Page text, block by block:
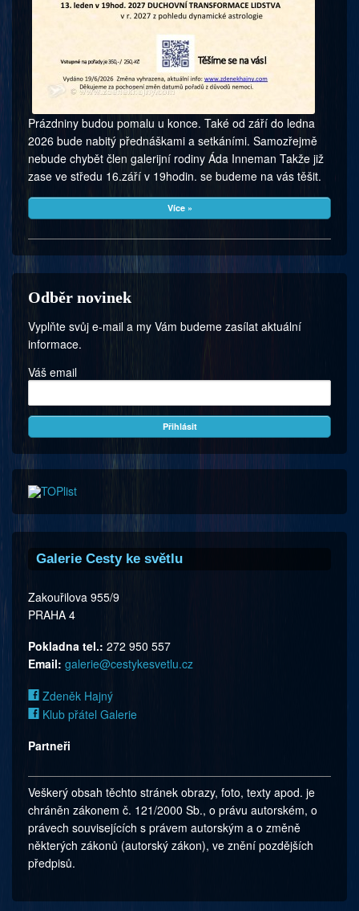
Prázdniny budou pomalu u konce. Také od září do ledna
2026 bude nabitý přednáškami a setkáními. Samozřejmě
nebude chybět člen galerijní rodiny Áda Inneman Takže již
zase ve středu 16.září v 19hodin. se budeme na vás těšit.
Více »
Odběr novinek
Vyplňte svůj e-mail a my Vám budeme zasílat aktuální
informace.
Váš email
Galerie Cesty ke světlu
Zakouřilova 955/9
PRAHA 4
Pokladna tel.: 272 950 557
Email: galerie@cestykesvetlu.cz
Zdeněk Hajný
Klub přátel Galerie
Partneři
Veškerý obsah těchto stránek obrazy, foto, texty apod. je
chráněn zákonem č. 121/2000 Sb., o právu autorském, o
právech souvisejících s právem autorským a o změně
některých zákonů (autorský zákon), ve znění pozdějších
předpisů.